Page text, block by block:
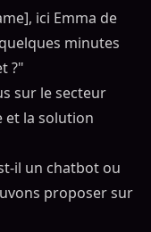
ici Emma de
minutes
?"
sur le secteur
et la solution
il un chatbot ou
proposer sur